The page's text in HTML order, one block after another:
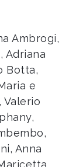
Ambrogi,
Adriana
Botta,
e
Valerio
Anna